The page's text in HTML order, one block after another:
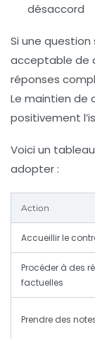
désaccord
Si une
acceptable de
réponses
Le maintien
positivement
Voici un
adopter :
Action
Accueillir le
Procéder à des
factuelles
Prendre des